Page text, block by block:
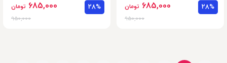
28%
685,000 تومان
950,000
28%
685,000 تومان
950,000